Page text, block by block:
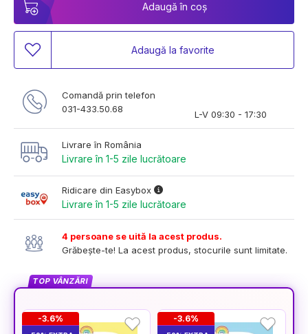
Adaugă în coș
Adaugă la favorite
Comandă prin telefon
031-433.50.68
L-V 09:30 - 17:30
Livrare în România
Livrare în 1-5 zile lucrătoare
Ridicare din Easybox
Livrare în 1-5 zile lucrătoare
4 persoane se uită la acest produs.
Grăbește-te! La acest produs, stocurile sunt limitate.
TOP VÂNZĂRI
-3.6% -3.6%